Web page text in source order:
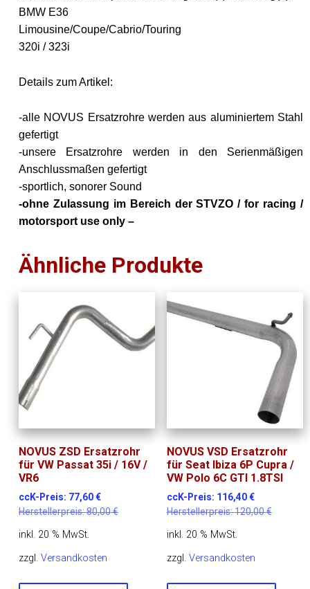
BMW E36
Limousine/Coupe/Cabrio/Touring
320i / 323i
Details zum Artikel:
-alle NOVUS Ersatzrohre werden aus aluminiertem Stahl
gefertigt
-unsere Ersatzrohre werden in den Serienmäßigen
Anschlussmaßen gefertigt
-sportlich, sonorer Sound
-ohne Zulassung im Bereich der STVZO / for racing /
motorsport use only –
Ähnliche Produkte
NOVUS ZSD Ersatzrohr
für VW Passat 35i / 16V /
VR6
ccK-Preis: 77,60€
Herstellerpreis:80,00€
inkl. 20 % MwSt.
zzgl.Versandkosten
NOVUS VSD Ersatzrohr
für Seat Ibiza 6P Cupra /
VW Polo 6C GTI 1.8TSI
ccK-Preis: 116,40€
Herstellerpreis:120,00€
inkl. 20 % MwSt.
zzgl. Versandkosten